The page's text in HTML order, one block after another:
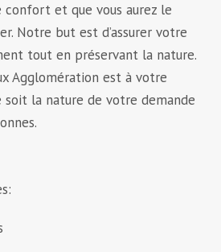
confort et que vous aurez le
Notre but est d’assurer votre
tout en préservant la nature.
Agglomération est à votre
la nature de votre demande